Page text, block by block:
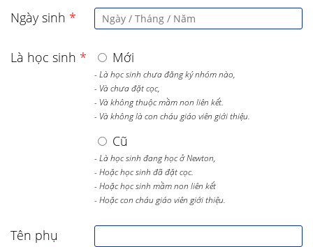
Ngày sinh *
Là học sinh * Mới
- Là học sinh chưa đăng ký nhóm nào,
- Và chưa đặt cọc,
- Và không thuộc mầm non liên kết.
- Và không là con cháu giáo viên giới thiệu.
Cũ
- Là học sinh đang học ở Newton,
- Hoặc học sinh đã đặt cọc.
- Hoặc học sinh mầm non liên kết
- Hoặc con cháu giáo viên giới thiệu.
Tên phụ